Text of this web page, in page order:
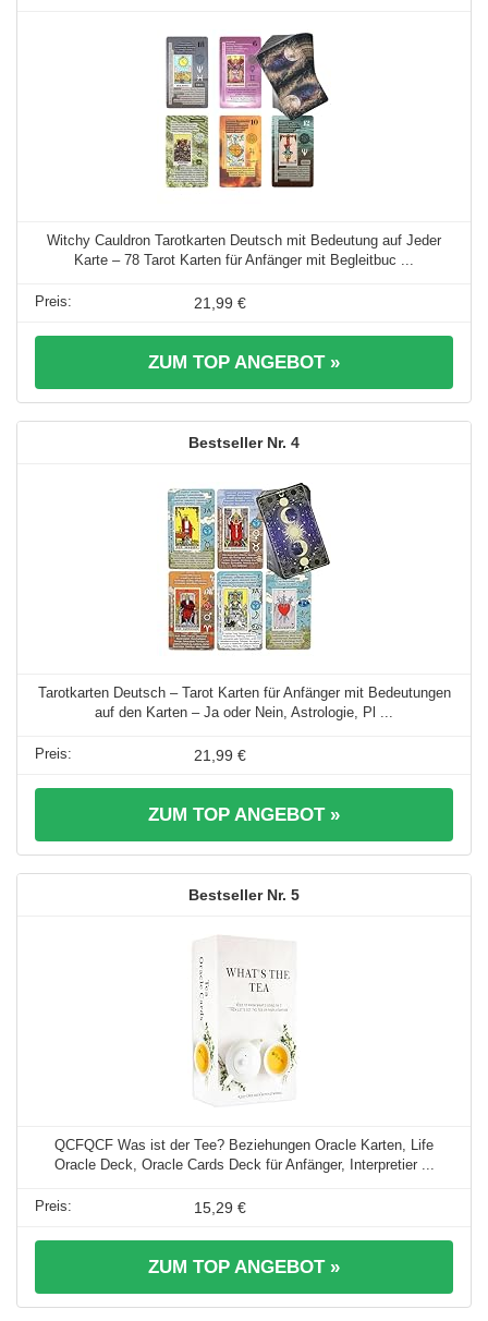
Witchy Cauldron Tarotkarten Deutsch mit Bedeutung auf Jeder
Karte – 78 Tarot Karten für Anfänger mit Begleitbuc ...
21,99 €
ZUM TOP ANGEBOT »
4
Tarotkarten Deutsch – Tarot Karten für Anfänger mit Bedeutungen
auf den Karten – Ja oder Nein, Astrologie, Pl ...
21,99 €
ZUM TOP ANGEBOT »
5
QCFQCF Was ist der Tee? Beziehungen Oracle Karten, Life
Oracle Deck, Oracle Cards Deck für Anfänger, Interpretier ...
15,29 €
ZUM TOP ANGEBOT »